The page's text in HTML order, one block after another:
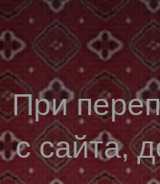
При
с сайта,